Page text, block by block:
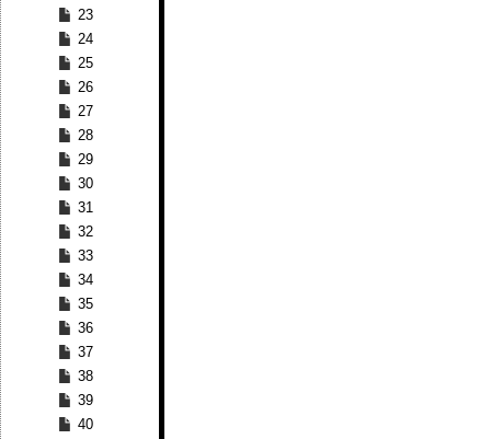
23
24
25
26
27
28
29
30
31
32
33
34
35
36
37
38
39
40